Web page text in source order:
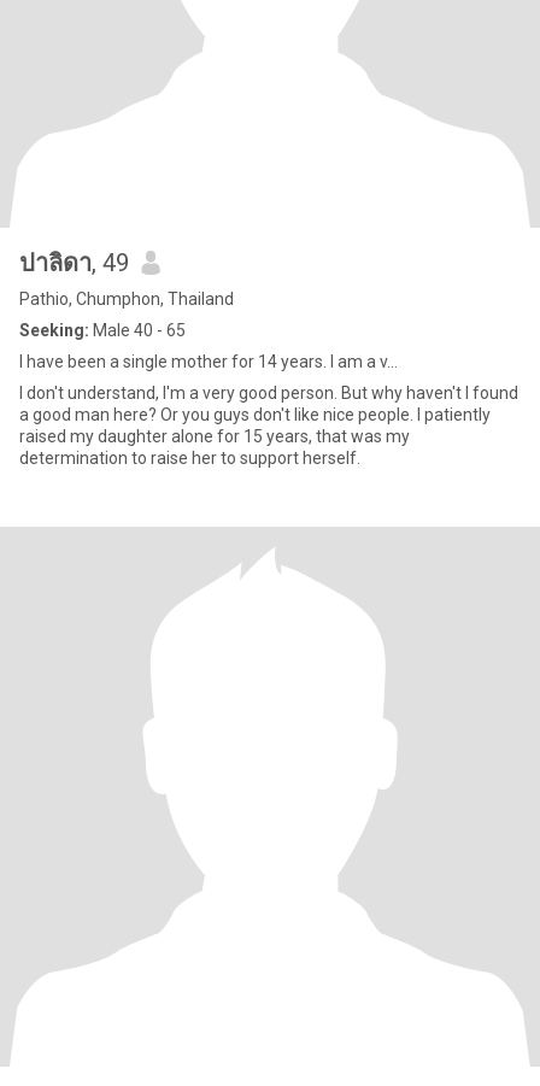
ปาลิดา, 49
Pathio, Chumphon, Thailand
Seeking: Male 40 - 65
I have been a single mother for 14 years. I am a v...
I don't understand, I'm a very good person. But why haven't I found
a good man here? Or you guys don't like nice people. I patiently
raised my daughter alone for 15 years, that was my
determination to raise her to support herself.